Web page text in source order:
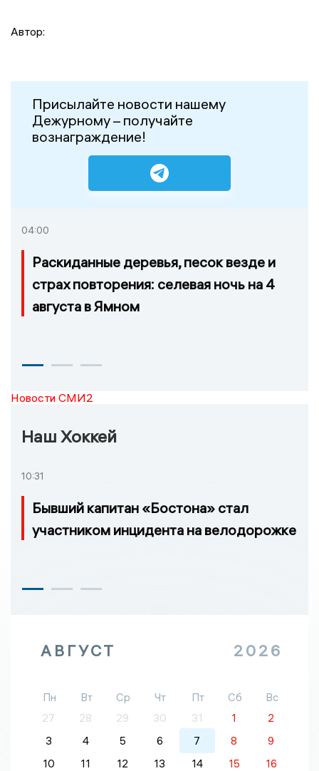
Автор:
Присылайте новости нашему
Дежурному – получайте
вознаграждение!
04:00
Раскиданные деревья, песок везде и
страх повторения: селевая ночь на 4
августа в Ямном
Новости СМИ2
Наш Хоккей
10:31
Бывший капитан «Бостона» стал
участником инцидента на велодорожке
АВГУСТ 2026
Пн Вт Ср Чт Пт Сб
Вс
27
28 29 30 31 1
2
3
4 5 6 7 8
9
10
11 12 13 14 15
16